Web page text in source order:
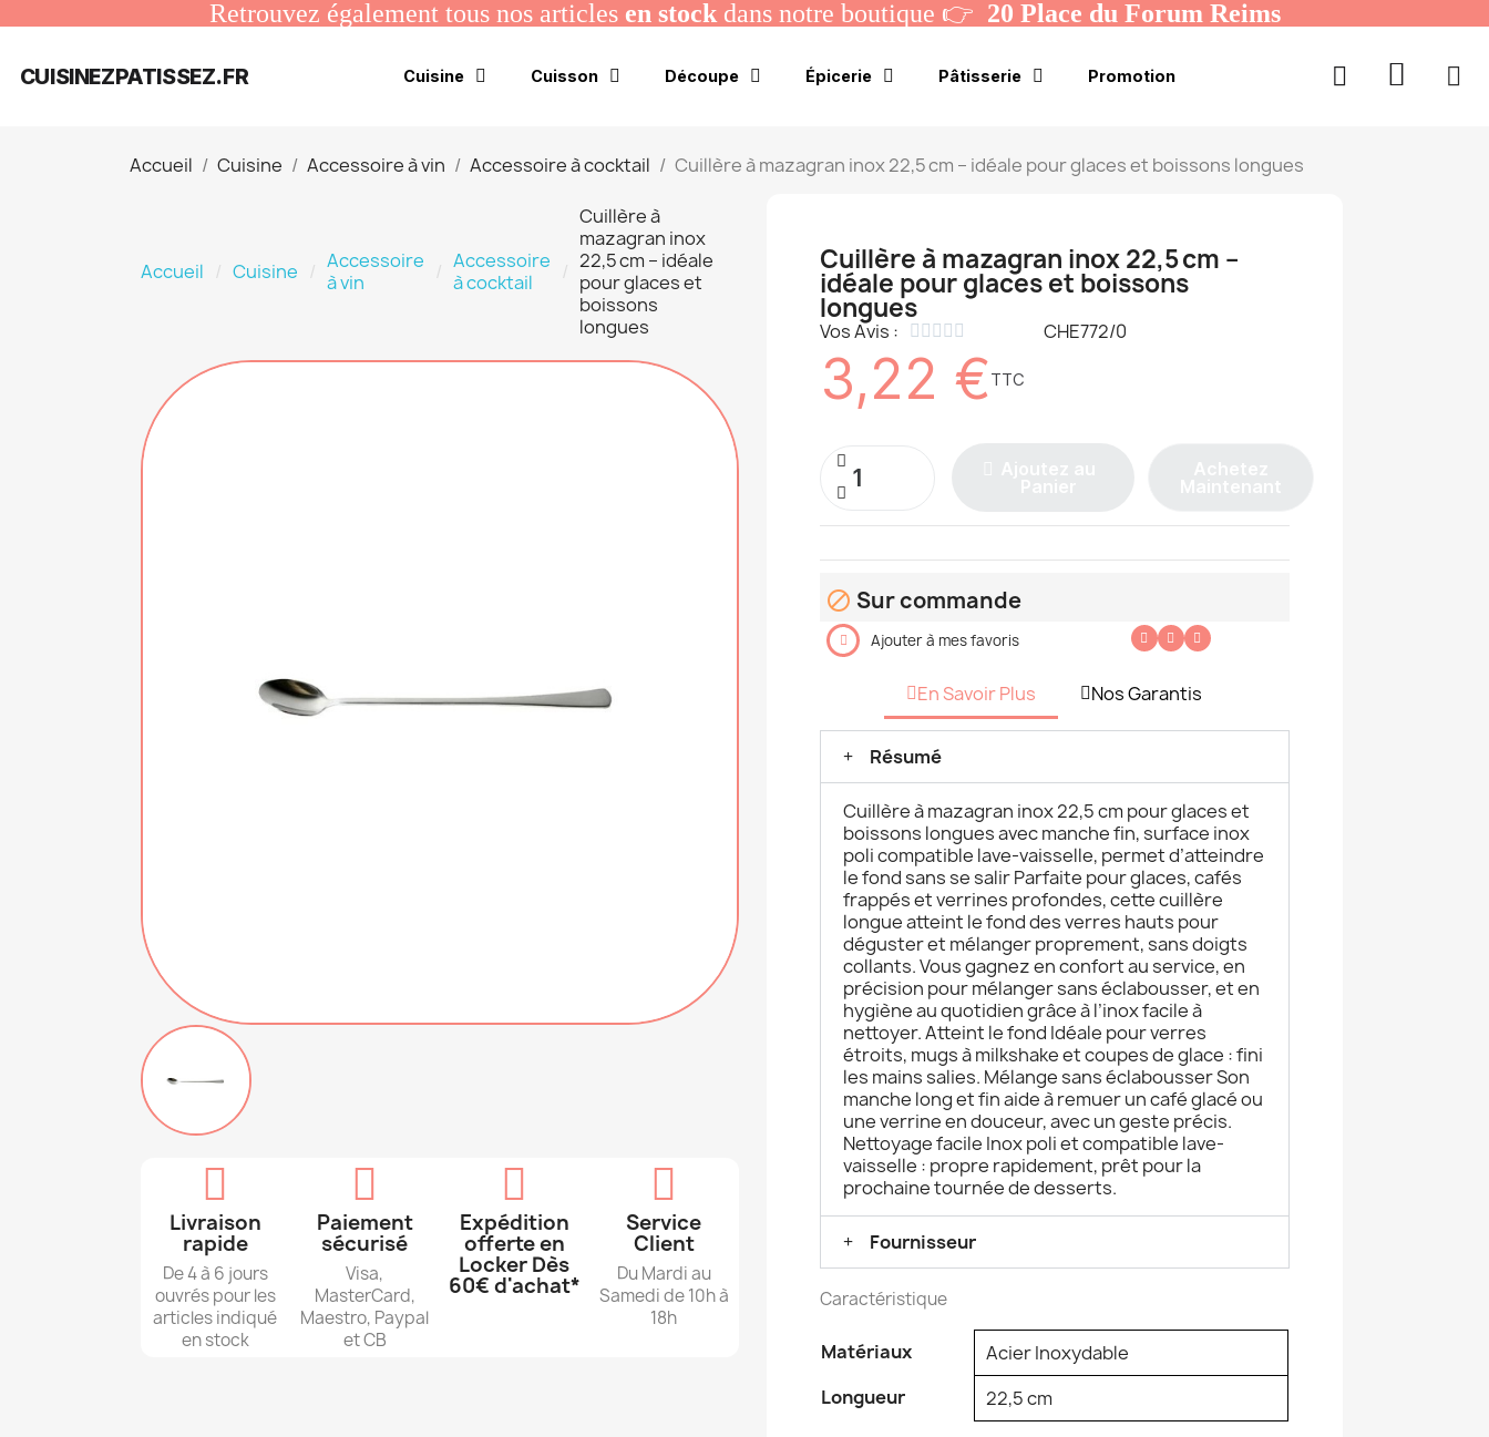
Retrouvez également tous nos articlesen stockdans notre boutique 👉 20 Place du Forum Reims
CUISINEZPATISSEZ.FR Cuisine Cuisson Découpe Épicerie Pâtisserie Promotion
Accueil Cuisine Accessoire à vin Accessoire à cocktail Cuillère à mazagran inox 22,5 cm – idéale pour glaces et boissons longues
Accueil Cuisine
Accessoire
à vin
Accessoire
à cocktail
Cuillère à
mazagran inox
22,5 cm – idéale
pour glaces et
boissons
longues
Livraison
rapide
De 4 à 6 jours
ouvrés pour les
articles indiqué
en stock
Paiement
sécurisé
Visa,
MasterCard,
Maestro, Paypal
et CB
Expédition
offerte en
Locker Dès
60€ d'achat*
Service
Client
Du Mardi au
Samedi de 10h à
18h
Cuillère à mazagran inox 22,5 cm –
idéale pour glaces et boissons
longues
Vos Avis :      CHE772/0
3,22 €TTC
 Sur commande
Ajouter à mes favoris
En Savoir Plus Nos Garantis
Résumé
Cuillère à mazagran inox 22,5 cm pour glaces et
boissons longues avec manche fin, surface inox
poli compatible lave-vaisselle, permet d’atteindre
le fond sans se salir Parfaite pour glaces, cafés
frappés et verrines profondes, cette cuillère
longue atteint le fond des verres hauts pour
déguster et mélanger proprement, sans doigts
collants. Vous gagnez en confort au service, en
précision pour mélanger sans éclabousser, et en
hygiène au quotidien grâce à l’inox facile à
nettoyer. Atteint le fond Idéale pour verres
étroits, mugs à milkshake et coupes de glace : fini
les mains salies. Mélange sans éclabousser Son
manche long et fin aide à remuer un café glacé ou
une verrine en douceur, avec un geste précis.
Nettoyage facile Inox poli et compatible lave-
vaisselle : propre rapidement, prêt pour la
prochaine tournée de desserts.
Fournisseur
Caractéristique
Matériaux
Acier Inoxydable
Longueur
22,5 cm